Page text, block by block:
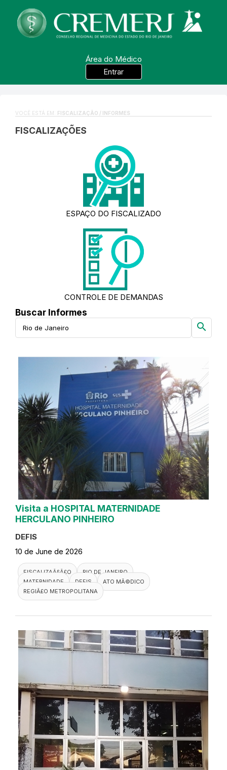
Área do Médico
Entrar
VOCÊ ESTÁ EM: FISCALIZAÇÃO / INFORMES
FISCALIZAÇÕES
ESPAÇO DO FISCALIZADO
CONTROLE DE DEMANDAS
Buscar Informes
search
Visita a HOSPITAL MATERNIDADE
HERCULANO PINHEIRO
DEFIS
10 de June de 2026
FISCALIZAÃ§Ã£O
RIO DE JANEIRO
MATERNIDADE
DEFIS
ATO MÃ©DICO
REGIÃ£O METROPOLITANA